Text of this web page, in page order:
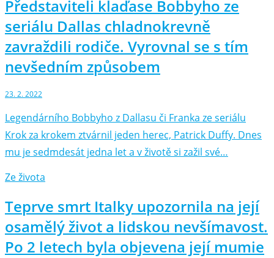
Představiteli klaďase Bobbyho ze
seriálu Dallas chladnokrevně
zavraždili rodiče. Vyrovnal se s tím
nevšedním způsobem
23. 2. 2022
Legendárního Bobbyho z Dallasu či Franka ze seriálu
Krok za krokem ztvárnil jeden herec, Patrick Duffy. Dnes
mu je sedmdesát jedna let a v životě si zažil své…
Ze života
Teprve smrt Italky upozornila na její
osamělý život a lidskou nevšímavost.
Po 2 letech byla objevena její mumie